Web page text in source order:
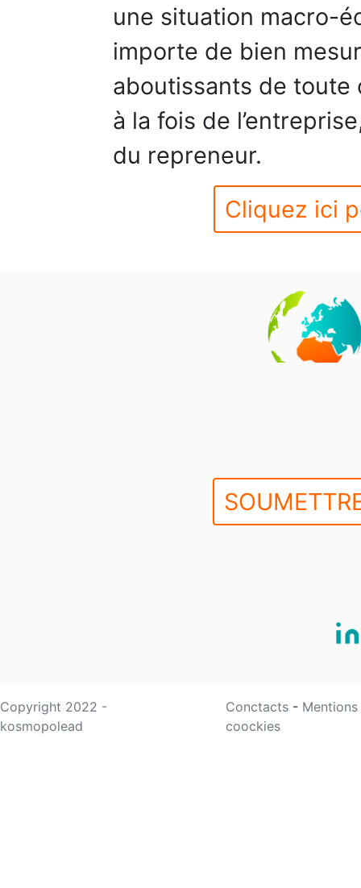
une situation macro-
importe de bien
aboutissants de toute
à la fois de
du repreneur.
Cliquez ici
Copyright 2022 -
kosmopolead
Conctacts -
coockies